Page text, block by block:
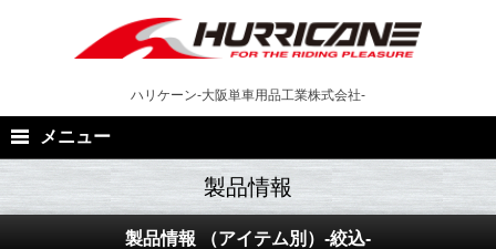
ハリケーン-大阪単車用品工業株式会社-
メニュー
製品情報 （アイテム別）-絞込-